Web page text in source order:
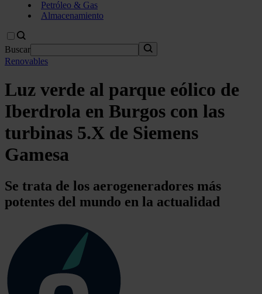
Petróleo & Gas
Almacenamiento
Buscar
Renovables
Luz verde al parque eólico de
Iberdrola en Burgos con las
turbinas 5.X de Siemens
Gamesa
Se trata de los aerogeneradores más
potentes del mundo en la actualidad